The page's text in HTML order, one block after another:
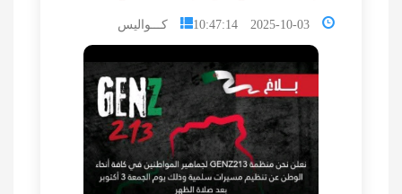
2025-10-03 10:47:14 كـــواليس